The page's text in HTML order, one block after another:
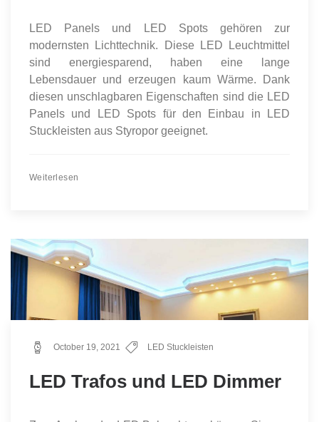
LED Panels und LED Spots gehören zur
modernsten Lichttechnik. Diese LED Leuchtmittel
sind energiesparend, haben eine lange
Lebensdauer und erzeugen kaum Wärme. Dank
diesen unschlagbaren Eigenschaften sind die LED
Panels und LED Spots für den Einbau in LED
Stuckleisten aus Styropor geeignet.
Weiterlesen
October 19, 2021 LED Stuckleisten
LED Trafos und LED Dimmer